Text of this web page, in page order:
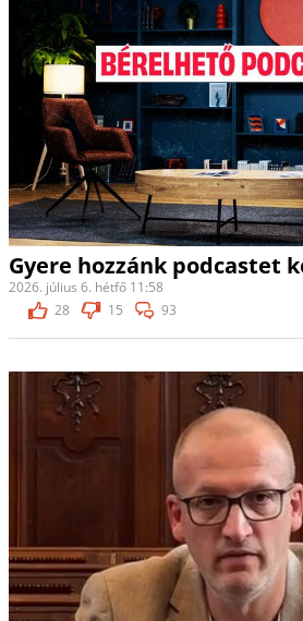
Gyere hozzánk podcastet
2026. július 6. hétfő 11:58
28
15 93